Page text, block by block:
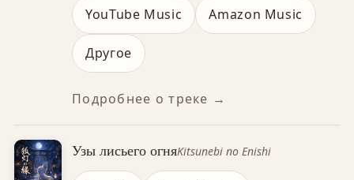
YouTube Music Amazon Music
Другое
Подробнее о треке →
Узы лисьего огняKitsunebi no Enishi